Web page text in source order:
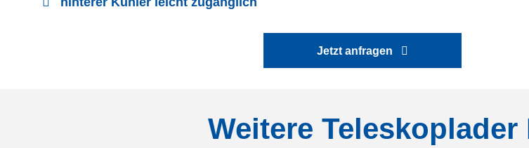
Jetzt anfragen
Weitere